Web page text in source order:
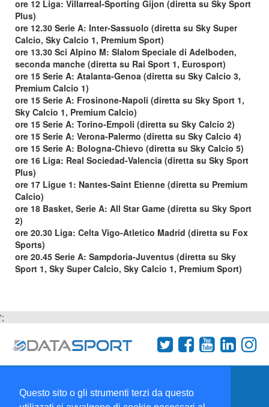
Questo sito o gli strumenti terzi da questo
ore 12 Liga: Villarreal-Sporting Gijon (diretta su Sky Sport
Plus)
ore 12.30 Serie A: Inter-Sassuolo (diretta su Sky Super
Calcio, Sky Calcio 1, Premium Sport)
ore 13.30 Sci Alpino M: Slalom Speciale di Adelboden,
seconda manche (diretta su Rai Sport 1, Eurosport)
ore 15 Serie A: Atalanta-Genoa (diretta su Sky Calcio 3,
Premium Calcio 1)
ore 15 Serie A: Frosinone-Napoli (diretta su Sky Sport 1,
Sky Calcio 1, Premium Calcio)
ore 15 Serie A: Torino-Empoli (diretta su Sky Calcio 2)
ore 15 Serie A: Verona-Palermo (diretta su Sky Calcio 4)
ore 15 Serie A: Bologna-Chievo (diretta su Sky Calcio 5)
ore 16 Liga: Real Sociedad-Valencia (diretta su Sky Sport
Plus)
ore 17 Ligue 1: Nantes-Saint Etienne (diretta su Premium
Calcio)
ore 18 Basket, Serie A: All Star Game (diretta su Sky Sport
2)
ore 20.30 Liga: Celta Vigo-Atletico Madrid (diretta su Fox
Sports)
ore 20.45 Serie A: Sampdoria-Juventus (diretta su Sky
Sport 1, Sky Super Calcio, Sky Calcio 1, Premium Sport)
';
Collabora con noi